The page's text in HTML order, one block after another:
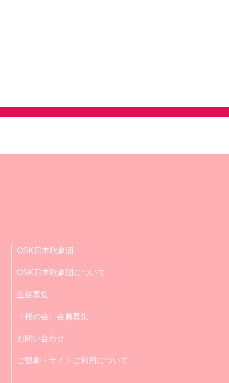
OSK日本歌劇団
OSK日本歌劇団について
生徒募集
「桜の会」会員募集
お問い合わせ
ご観劇・サイトご利用について